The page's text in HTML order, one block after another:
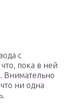
с
пока в ней
Внимательно
ни одна